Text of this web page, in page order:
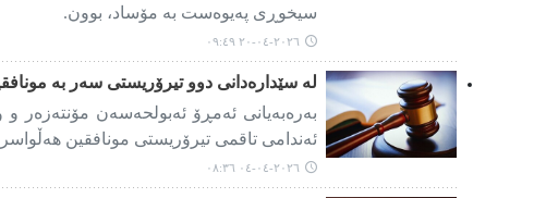
سیخوڕی پەیوەست بە مۆساد، بوون.
٢٠٢٦-٠٤-٢٠ ٠٩:٤٩
لە سێدارەدانی دوو تیرۆریستی سەر بە
بەرەبەیانی ئەمڕۆ ئەبولحەسەن مۆنتەزەر
ئەندامی تاقمی تیرۆریستی مونافقین
٢٠٢٦-٠٤-٠٤ ٠٨:٣٦